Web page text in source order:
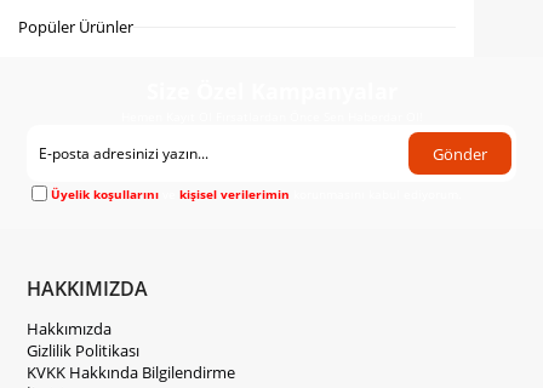
Gönder
Üyelik koşullarını vekişisel verilerimin
HAKKIMIZDA
Hakkımızda
Gizlilik Politikası
KVKK Hakkında Bilgilendirme
Popüler Ürünler